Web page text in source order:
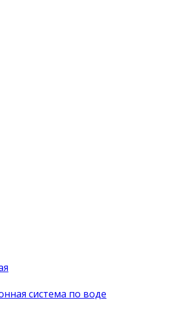
система по воде